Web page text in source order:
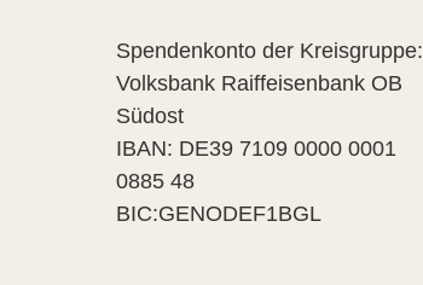
Spendenkonto der Kreisgruppe:
Volksbank Raiffeisenbank OB
Südost
IBAN: DE39 7109 0000 0001
0885 48
BIC:GENODEF1BGL